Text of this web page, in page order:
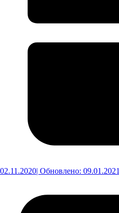
02.11.2020| Обновлено: 09.01.2021